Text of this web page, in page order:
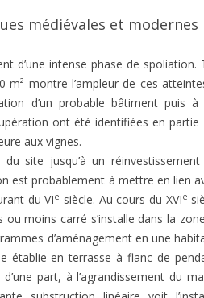
médiévales et modernes
d’une intense phase de spoliation.
montre l’ampleur de ces
d’un probable bâtiment puis à
ont été identifiées en
aux vignes.
site jusqu’à un
est probablement à mettre en lien
du VIe siècle. Au cours du XVIe
moins carré s’installe dans la
d’aménagement en une
en terrasse à flanc de
part, à l’agrandissement du